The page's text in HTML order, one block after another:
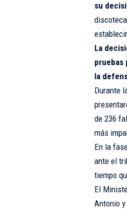
su
La
pruebas
la
Durante
de 236
más
En la
ante el
tiempo
El
Antonio